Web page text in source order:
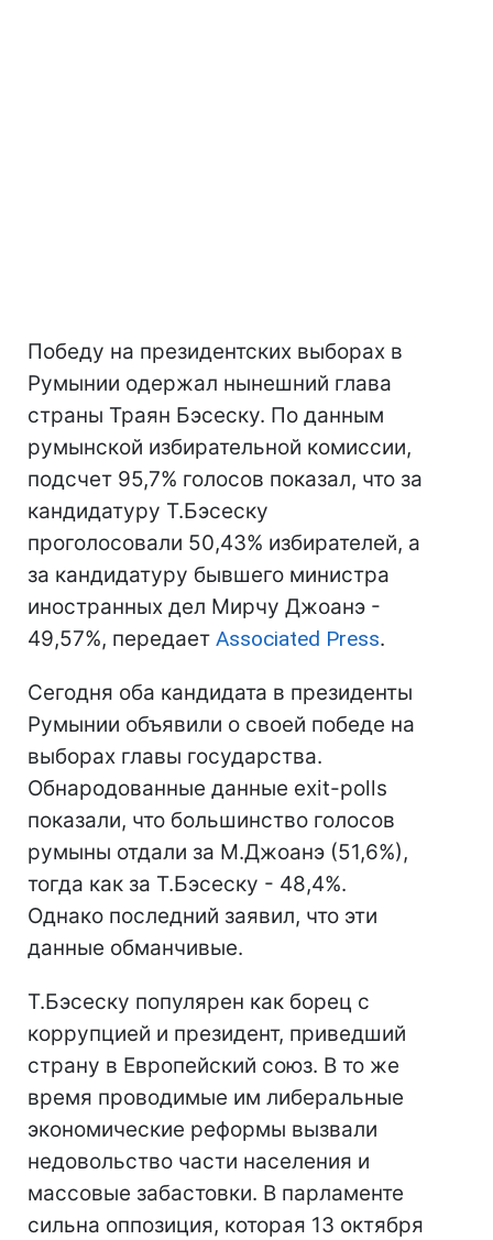
Победу на президентских выборах в
Румынии одержал нынешний глава
страны Траян Бэсеску. По данным
румынской избирательной комиссии,
подсчет 95,7% голосов показал, что за
кандидатуру Т.Бэсеску
проголосовали 50,43% избирателей, а
за кандидатуру бывшего министра
иностранных дел Мирчу Джоанэ -
49,57%, передает Associated Press.
Сегодня оба кандидата в президенты
Румынии объявили о своей победе на
выборах главы государства.
Обнародованные данные exit-polls
показали, что большинство голосов
румыны отдали за М.Джоанэ (51,6%),
тогда как за Т.Бэсеску - 48,4%.
Однако последний заявил, что эти
данные обманчивые.
Т.Бэсеску популярен как борец с
коррупцией и президент, приведший
страну в Европейский союз. В то же
время проводимые им либеральные
экономические реформы вызвали
недовольство части населения и
массовые забастовки. В парламенте
сильна оппозиция, которая 13 октября